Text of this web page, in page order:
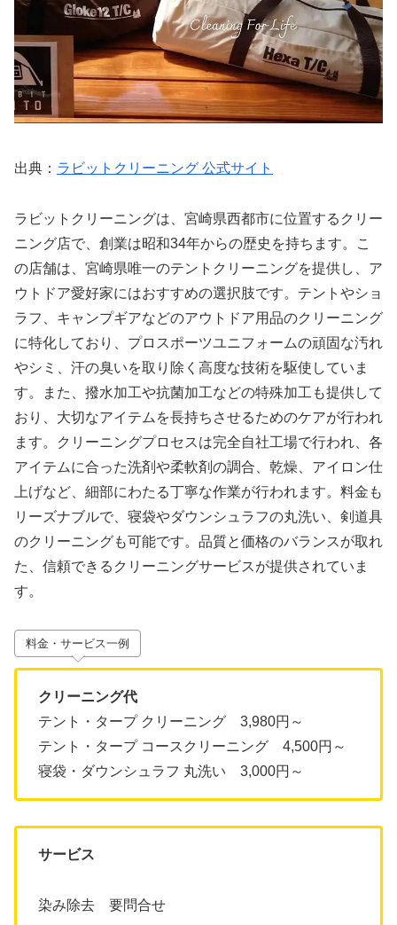
出典： ラビットクリーニング 公式サイト
ラビットクリーニングは、宮崎県西都市に位置するクリー
ニング店で、創業は昭和34年からの歴史を持ちます。こ
の店舗は、宮崎県唯一のテントクリーニングを提供し、ア
ウトドア愛好家にはおすすめの選択肢です。テントやショ
ラフ、キャンプギアなどのアウトドア用品のクリーニング
に特化しており、プロスポーツユニフォームの頑固な汚れ
やシミ、汗の臭いを取り除く高度な技術を駆使していま
す。また、撥水加工や抗菌加工などの特殊加工も提供して
おり、大切なアイテムを長持ちさせるためのケアが行われ
ます。クリーニングプロセスは完全自社工場で行われ、各
アイテムに合った洗剤や柔軟剤の調合、乾燥、アイロン仕
上げなど、細部にわたる丁寧な作業が行われます。料金も
リーズナブルで、寝袋やダウンシュラフの丸洗い、剣道具
のクリーニングも可能です。品質と価格のバランスが取れ
た、信頼できるクリーニングサービスが提供されていま
す。
料金・サービス一例
クリーニング代
テント・タープ クリーニング 3,980円～
テント・タープ コースクリーニング 4,500円～
寝袋・ダウンシュラフ 丸洗い 3,000円～
サービス
染み除去 要問合せ